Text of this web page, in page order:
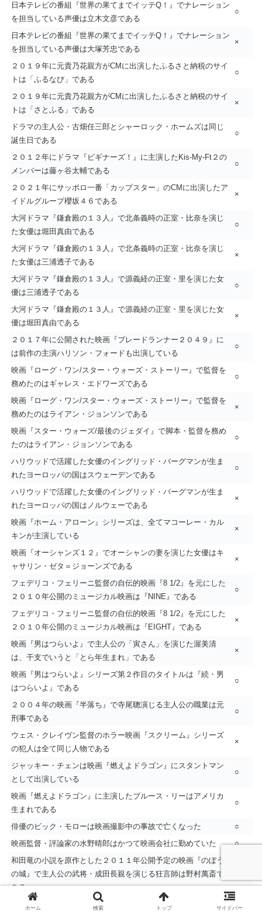
日本テレビの番組『世界の果てまでイッテQ！』でナレーション
を担当している声優は立木文彦である
○
日本テレビの番組『世界の果てまでイッテQ！』でナレーション
を担当している声優は大塚芳忠である
×
２０１９年に元貴乃花親方がCMに出演したふるさと納税のサイ
トは「ふるなび」である
○
２０１９年に元貴乃花親方がCMに出演したふるさと納税のサイ
トは「さとふる」である
×
ドラマの主人公・古畑任三郎とシャーロック・ホームズは同じ
誕生日である
○
２０１２年にドラマ『ビギナーズ！』に主演したKis-My-Ft２の
メンバーは藤ヶ谷太輔である
○
２０２１年にサッポロ一番「カップスター」のCMに出演したア
イドルグループ櫻坂４６である
×
大河ドラマ『鎌倉殿の１３人』で北条義時の正室・比奈を演じ
た女優は堀田真由である
○
大河ドラマ『鎌倉殿の１３人』で北条義時の正室・比奈を演じ
た女優は三浦透子である
×
大河ドラマ『鎌倉殿の１３人』で源義経の正室・里を演じた女
優は三浦透子である
○
大河ドラマ『鎌倉殿の１３人』で源義経の正室・里を演じた女
優は堀田真由である
×
２０１７年に公開された映画『ブレードランナー２０４９』に
は前作の主演ハリソン・フォードも出演している
○
映画『ローグ・ワン/スター・ウォーズ・ストーリー』で監督を
務めたのはギャレス・エドワーズである
○
映画『ローグ・ワン/スター・ウォーズ・ストーリー』で監督を
務めたのはライアン・ジョンソンである
×
映画『スター・ウォーズ/最後のジェダイ』で脚本・監督を務め
たのはライアン・ジョンソンである
○
ハリウッドで活躍した女優のイングリッド・バーグマンが生ま
れたヨーロッパの国はスウェーデンである
○
ハリウッドで活躍した女優のイングリッド・バーグマンが生ま
れたヨーロッパの国はノルウェーである
×
映画『ホーム・アローン』シリーズは、全てマコーレー・カル
キンが主演している
×
映画『オーシャンズ１２』でオーシャンの妻を演じた女優はキ
ャサリン・ゼタ＝ジョーンズである
×
フェデリコ・フェリーニ監督の自伝的映画『8 1/2』を元にした
２０１０年公開のミュージカル映画は『NINE』である
○
フェデリコ・フェリーニ監督の自伝的映画『8 1/2』を元にした
２０１０年公開のミュージカル映画は『EIGHT』である
×
映画『男はつらいよ』で主人公の「寅さん」を演じた渥美清
は、干支でいうと「とら年生まれ」である
×
映画『男はつらいよ』シリーズ第２作目のタイトルは『続・男
はつらいよ』である
○
２００４年の映画『半落ち』で寺尾聰演じる主人公の職業は元
刑事である
○
ウェス・クレイヴン監督のホラー映画『スクリーム』シリーズ
の犯人は全て同じ人物である
×
ジャッキー・チェンは映画『燃えよドラゴン』にスタントマン
として出演している
○
映画『燃えよドラゴン』に主演したブルース・リーはアメリカ
生まれである
○
俳優のビック・モローは映画撮影中の事故で亡くなった
○
映画監督・評論家の水野晴郎はかつて映画会社に勤めていた
○
和田竜の小説を原作とした２０１１年公開予定の映画『のぼう
の城』で主人公の武将・成田長親を演じる狂言師は野村萬斎で
ある
和田竜の小説を原作とした２０１１年公開予定の映画『のぼう
ホーム 検索 トップ サイドバー